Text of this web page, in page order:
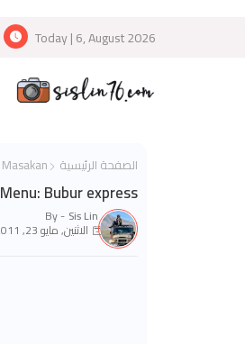
Today | 6, August 2026
الصفحة الرئيسية Masakan
Menu: Bubur express
By - Sis Lin
الاثنين, مايو 23, 2011